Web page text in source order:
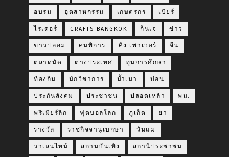
อบรม อุตสาหกรรม เกษตรกร เบียร์
ไรเดอร์ CRAFTS BANGKOK กินเจ ข่าว
ข่าวปลอม คนพิการ คิง เพาเวอร์ จีน
ตลาดนัด ต่างประเทศ ทุนการศึกษา
ท้องถิ่น นักวิชาการ น้ำเมา บ่อน
ประกันสังคม ประชาชน ปลอดเหล้า พม.
พรีเมียร์ลีก ฟุตบอลโลก ภูเก็ต ยา
รางวัล ราชกิจจานุเบกษา วันแม่
วาเลนไทน์ สถานบันเทิง สถานีประชาชน